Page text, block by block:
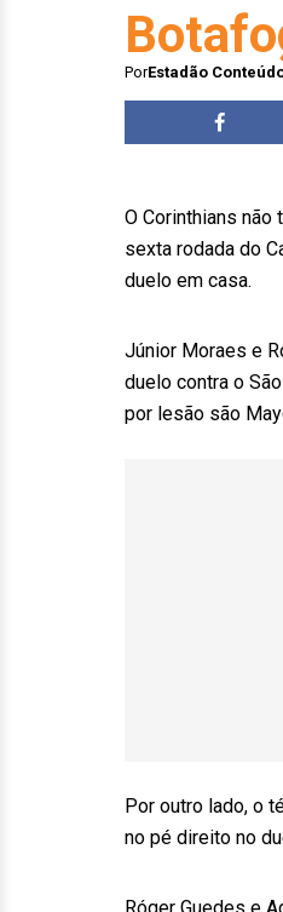
PorEstadão
O Corinthians não
sexta rodada do
duelo em casa.
Júnior Moraes e
duelo contra o
por lesão são
Por outro lado, o
no pé direito no